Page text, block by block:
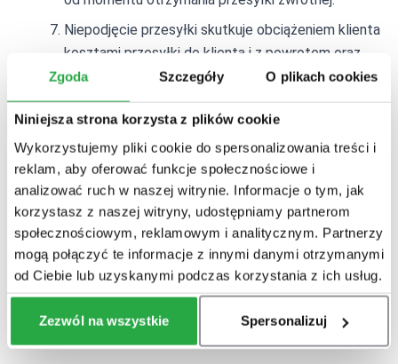
Zgoda Szczegóły O plikach cookies
Niniejsza strona korzysta z plików cookie
Wykorzystujemy pliki cookie do spersonalizowania treści i
reklam, aby oferować funkcje społecznościowe i
analizować ruch w naszej witrynie. Informacje o tym, jak
korzystasz z naszej witryny, udostępniamy partnerom
społecznościowym, reklamowym i analitycznym. Partnerzy
mogą połączyć te informacje z innymi danymi otrzymanymi
od Ciebie lub uzyskanymi podczas korzystania z ich usług.
Zezwól na wszystkie Spersonalizuj
Niepodjęcie przesyłki skutkuje obciążeniem klienta
kosztami przesyłki do klienta i z powrotem oraz
może zawierać dodatkowe koszty związane z
magazynowaniem domku. Koszt z powrotem jest
kalkulowany na podstawie faktury wystawionej
przez firmę przewozową za zwrot do nadawcy
Pieniądze za zwrócony produkt Klient otrzyma
przelewem na wskazany w oświadczeniu numer
rachunku bankowego.
Zwrotowinie podlegają: towary noszące ślady
użytkowania, towary mające zniszczone
opakowanie, towary sprowadzane,
wykonywaneoraz modyfikowane na życzenie
klienta